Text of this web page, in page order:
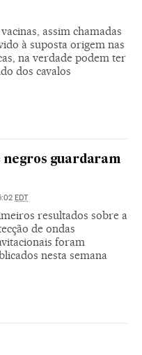
assim chamadas
à suposta origem nas
na verdade podem ter
dos cavalos
negros guardaram
EDT
resultados sobre a
de ondas
foram
nesta semana